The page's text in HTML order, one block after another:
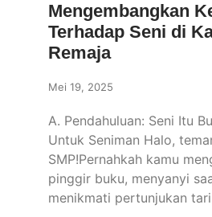
Mengembangkan
Terhadap Seni di
Remaja
Mei 19, 2025
A. Pendahuluan: Seni Itu
Untuk Seniman Halo,
SMP!Pernahkah kamu
pinggir buku, menyanyi
menikmati pertunjukan